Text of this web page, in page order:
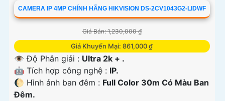
CAMERA IP 4MP CHÍNH HÃNG HIKVISION DS-2CV1043G2-LIDWF
Giá Bán: 1,230,000 ₫
Giá Khuyến Mại: 861,000 ₫
👁 Độ Phân giải : Ultra 2k + .
🤖️ Tích hợp công nghệ : IP.
🌔 Hình ảnh ban đêm : Full Color 30m Có Màu Ban
Ðêm.